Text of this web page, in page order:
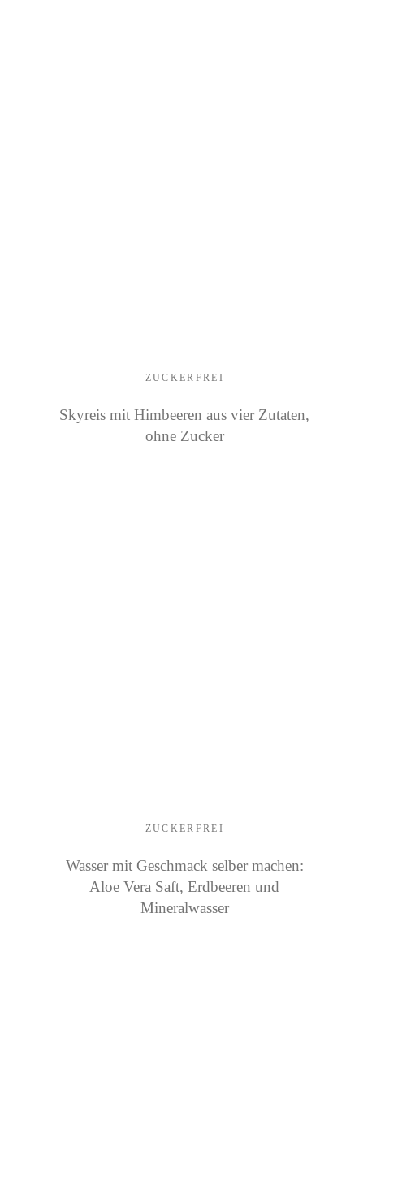
ZUCKERFREI
Skyreis mit Himbeeren aus vier Zutaten,
ohne Zucker
ZUCKERFREI
Wasser mit Geschmack selber machen:
Aloe Vera Saft, Erdbeeren und
Mineralwasser